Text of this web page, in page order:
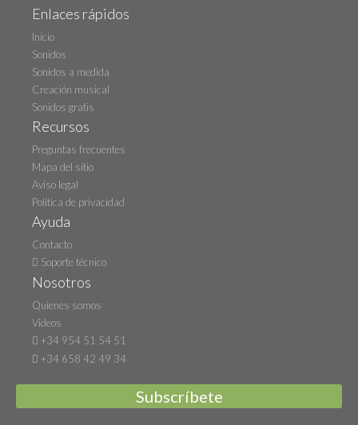
Enlaces rápidos
Inicio
Sonidos
Sonidos a medida
Creación musical
Sonidos gratis
Recursos
Preguntas frecuentes
Mapa del sitio
Aviso legal
Política de privacidad
Ayuda
Contacto
Soporte técnico
Nosotros
Quienes somos
Videos
+34 954 51 54 51
+34 658 42 49 34
Subscríbete